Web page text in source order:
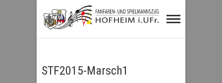
Fanfaren- und
Spielmannszug
STF2015-Marsch1